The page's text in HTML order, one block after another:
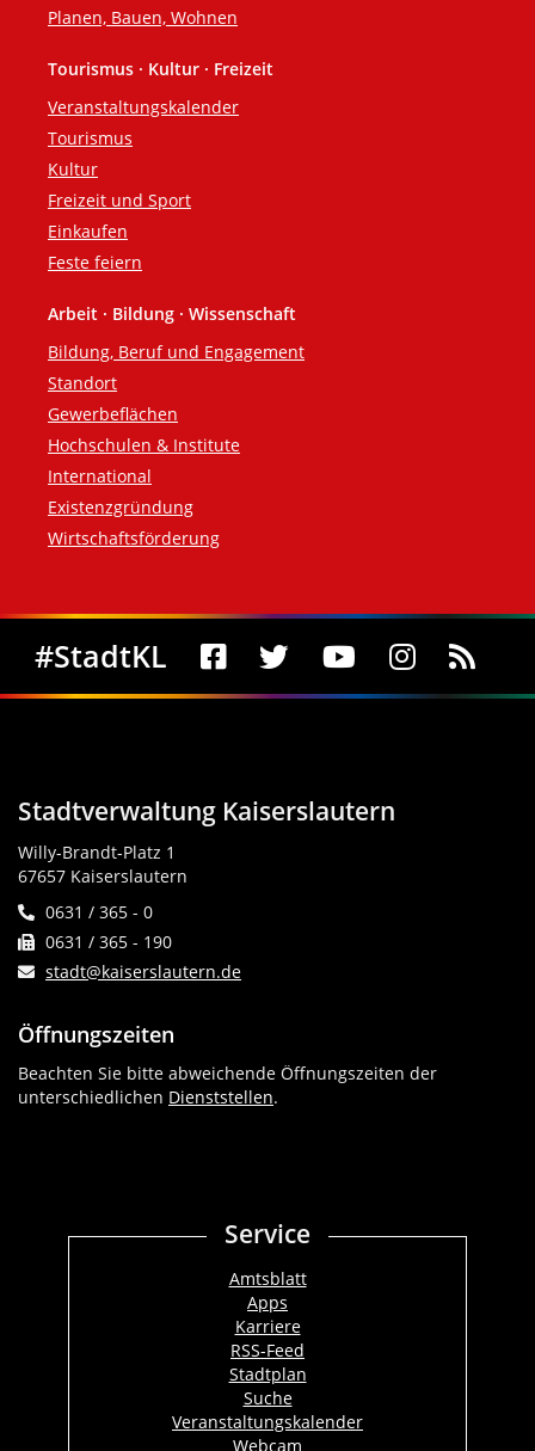
Planen, Bauen, Wohnen
Tourismus · Kultur · Freizeit
Veranstaltungskalender
Tourismus
Kultur
Freizeit und Sport
Einkaufen
Feste feiern
Arbeit · Bildung · Wissenschaft
Bildung, Beruf und Engagement
Standort
Gewerbeflächen
Hochschulen & Institute
International
Existenzgründung
Wirtschaftsförderung
Social Media
#StadtKL
Stadtverwaltung Kaiserslautern
Willy-Brandt-Platz 1
67657 Kaiserslautern
0631 / 365 - 0
0631 / 365 - 190
stadt@kaiserslautern.de
Öffnungszeiten
Beachten Sie bitte abweichende Öffnungszeiten der
unterschiedlichen Dienststellen.
Service
Amtsblatt
Apps
Karriere
RSS-Feed
Stadtplan
Suche
Veranstaltungskalender
Webcam